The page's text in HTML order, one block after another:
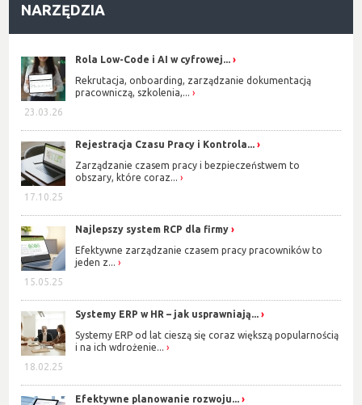
NARZĘDZIA
23.03.26
Rola Low-Code i AI w cyfrowej...
Rekrutacja, onboarding, zarządzanie dokumentacją
pracowniczą, szkolenia,...
17.10.25
Rejestracja Czasu Pracy i Kontrola...
Zarządzanie czasem pracy i bezpieczeństwem to
obszary, które coraz...
15.05.25
Najlepszy system RCP dla firmy
Efektywne zarządzanie czasem pracy pracowników to
jeden z...
18.02.25
Systemy ERP w HR – jak usprawniają...
Systemy ERP od lat cieszą się coraz większą popularnością
i na ich wdrożenie...
Efektywne planowanie rozwoju...